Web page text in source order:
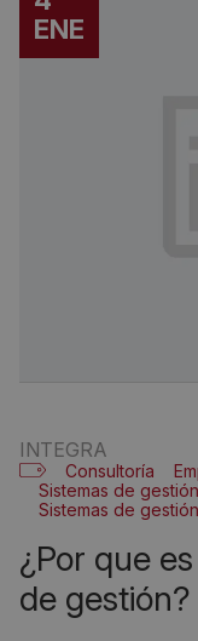
ENE
INTEGRA
Consultoría
Sistemas de
Sistemas de
¿por que es necesario un sistema
de gestión?